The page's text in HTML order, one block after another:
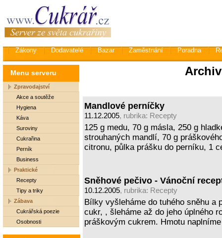
Zákony Dodavatelé Bazar Zaměstnání Poradna
Menu serveru
Zpravodajství
Akce a soutěže
Hygiena
Káva
Suroviny
Cukrařina
Perník
Business
Praktické
Recepty
Tipy a triky
Zábava
Cukrářská poezie
Osobnosti
Mandlové perníčky
11.12.2005, rubrika: Recepty
125 g medu, 70 g másla, 250 g
strouhaných mandlí, 70 g
citronu, půlka prášku do perníku, 1
Sněhové pečivo - Vánoční
10.12.2005, rubrika: Recepty
Bílky vyšleháme do tuhého sněhu a
cukr, , šleháme až do jeho úplného
práškovým cukrem. Hmotu